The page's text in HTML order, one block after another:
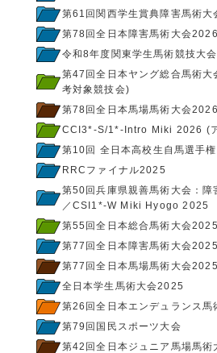
第61回関西学生賞典障害馬術大
第78回全日本障害馬術大会
令和8年度関東学生馬術競技大会
第47回全日本ヤング総合馬術
考対象競技会)
第78回全日本馬場馬術大会
CCI3*-S/1*-Intro Miki 2026 (
第10回 全日本高校生自馬選手
RRCファイナル2025
第50回兵庫県親善馬術大会：
／CSI1*-W Miki Hyogo 2025
第55回全日本総合馬術大会
第77回全日本障害馬術大会
第77回全日本馬場馬術大会
全日本学生馬術大会2025
第26回全日本エンデュランス馬
第79回国民スポーツ大会
第42回全日本ジュニア馬場馬術